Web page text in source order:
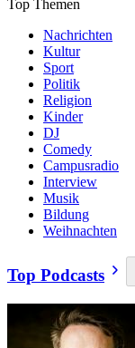
Top Themen
Nachrichten
Kultur
Sport
Politik
Religion
Kinder
DJ
Comedy
Campusradio
Interview
Musik
Bildung
Weihnachten
Top Podcasts